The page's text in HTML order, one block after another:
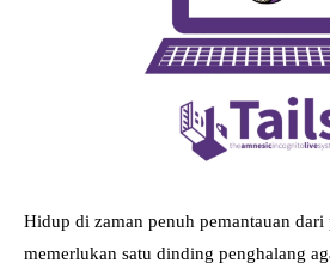
Hidup di zaman penuh pemantauan
memerlukan satu dinding penghalang